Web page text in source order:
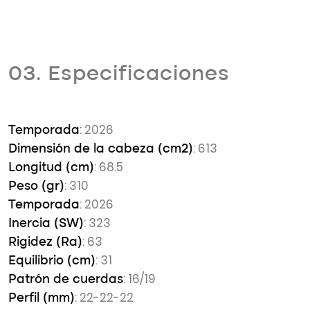
03. Especificaciones
Temporada: 2026
Dimensión de la cabeza (cm2): 613
Longitud (cm): 68.5
Peso (gr): 310
Temporada: 2026
Inercia (SW): 323
Rigidez (Ra): 63
Equilibrio (cm): 31
Patrón de cuerdas: 16/19
Perfil (mm): 22-22-22